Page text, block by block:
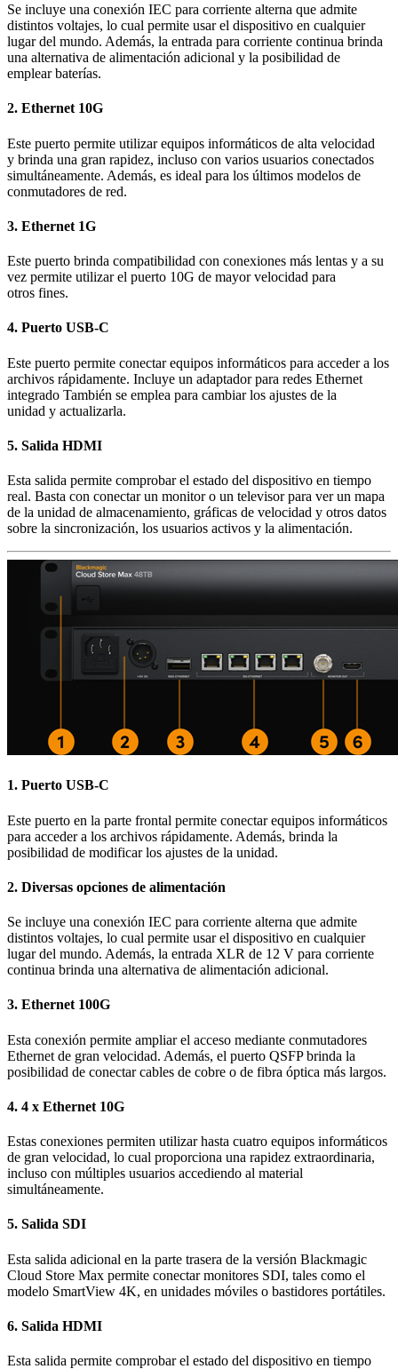
Se incluye una conexión IEC para corriente alterna que admite
distintos voltajes, lo cual permite usar el dispositivo en cualquier
lugar del mundo. Además, la entrada para corriente continua brinda
una alternativa de alimentación adicional y la posibilidad de
emplear baterías.
2. Ethernet 10G
Este puerto permite utilizar equipos informáticos de alta velocidad
y brinda una gran rapidez, incluso con varios usuarios conectados
simultáneamente. Además, es ideal para los últimos modelos de
conmutadores de red.
3. Ethernet 1G
Este puerto brinda compatibilidad con conexiones más lentas y a su
vez permite utilizar el puerto 10G de mayor velocidad para
otros fines.
4. Puerto USB‑C
Este puerto permite conectar equipos informáticos para acceder a los
archivos rápidamente. Incluye un adaptador para redes Ethernet
integrado También se emplea para cambiar los ajustes de la
unidad y actualizarla.
5. Salida HDMI
Esta salida permite comprobar el estado del dispositivo en tiempo
real. Basta con conectar un monitor o un televisor para ver un mapa
de la unidad de almacenamiento, gráficas de velocidad y otros datos
sobre la sincronización, los usuarios activos y la alimentación.
1. Puerto USB‑C
Este puerto en la parte frontal permite conectar equipos informáticos
para acceder a los archivos rápidamente. Además, brinda la
posibilidad de modificar los ajustes de la unidad.
2. Diversas opciones de alimentación
Se incluye una conexión IEC para corriente alterna que admite
distintos voltajes, lo cual permite usar el dispositivo en cualquier
lugar del mundo. Además, la entrada XLR de 12 V para corriente
continua brinda una alternativa de alimentación adicional.
3. Ethernet 100G
Esta conexión permite ampliar el acceso mediante conmutadores
Ethernet de gran velocidad. Además, el puerto QSFP brinda la
posibilidad de conectar cables de cobre o de fibra óptica más largos.
4. 4 x Ethernet 10G
Estas conexiones permiten utilizar hasta cuatro equipos informáticos
de gran velocidad, lo cual proporciona una rapidez extraordinaria,
incluso con múltiples usuarios accediendo al material
simultáneamente.
5. Salida SDI
Esta salida adicional en la parte trasera de la versión Blackmagic
Cloud Store Max permite conectar monitores SDI, tales como el
modelo SmartView 4K, en unidades móviles o bastidores portátiles.
6. Salida HDMI
Esta salida permite comprobar el estado del dispositivo en tiempo